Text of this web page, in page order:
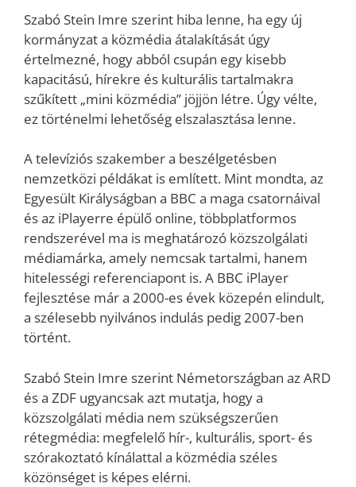
Szabó Stein Imre szerint hiba lenne, ha egy új
kormányzat a közmédia átalakítását úgy
értelmezné, hogy abból csupán egy kisebb
kapacitású, hírekre és kulturális tartalmakra
szűkített „mini közmédia” jöjjön létre. Úgy vélte,
ez történelmi lehetőség elszalasztása lenne.
A televíziós szakember a beszélgetésben
nemzetközi példákat is említett. Mint mondta, az
Egyesült Királyságban a BBC a maga csatornáival
és az iPlayerre épülő online, többplatformos
rendszerével ma is meghatározó közszolgálati
médiamárka, amely nemcsak tartalmi, hanem
hitelességi referenciapont is. A BBC iPlayer
fejlesztése már a 2000-es évek közepén elindult,
a szélesebb nyilvános indulás pedig 2007-ben
történt.
Szabó Stein Imre szerint Németországban az ARD
és a ZDF ugyancsak azt mutatja, hogy a
közszolgálati média nem szükségszerűen
rétegmédia: megfelelő hír-, kulturális, sport- és
szórakoztató kínálattal a közmédia széles
közönséget is képes elérni.